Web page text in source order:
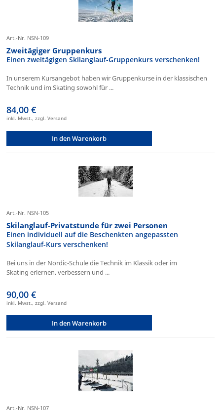
Art.-Nr. NSN-109
Zweitägiger Gruppenkurs
Einen zweitägigen Skilanglauf-Gruppenkurs verschenken!
In unserem Kursangebot haben wir Gruppenkurse in der klassischen
Technik und im Skating sowohl für ...
84,00 €
inkl. Mwst., zzgl. Versand
In den Warenkorb
Art.-Nr. NSN-105
Skilanglauf-Privatstunde für zwei Personen
Einen individuell auf die Beschenkten angepassten
Skilanglauf-Kurs verschenken!
Bei uns in der Nordic-Schule die Technik im Klassik oder im
Skating erlernen, verbessern und ...
90,00 €
inkl. Mwst., zzgl. Versand
In den Warenkorb
Art.-Nr. NSN-107